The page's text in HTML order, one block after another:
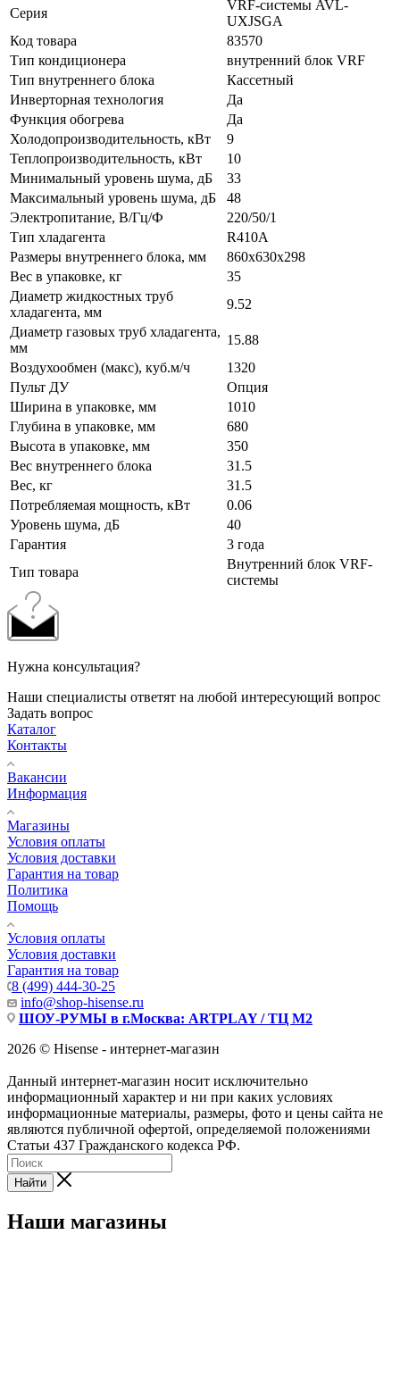
Серия
VRF-системы AVL-
UXJSGA
Код товара
83570
Тип кондиционера
внутренний блок VRF
Тип внутреннего блока
Кассетный
Инверторная технология
Да
Функция обогрева
Да
Холодопроизводительность, кВт
9
Теплопроизводительность, кВт
10
Минимальный уровень шума, дБ
33
Максимальный уровень шума, дБ
48
Электропитание, В/Гц/Ф
220/50/1
Тип хладагента
R410A
Размеры внутреннего блока, мм
860x630x298
Вес в упаковке, кг
35
Диаметр жидкостных труб
хладагента, мм
9.52
Диаметр газовых труб хладагента,
мм
15.88
Воздухообмен (макс), куб.м/ч
1320
Пульт ДУ
Опция
Ширина в упаковке, мм
1010
Глубина в упаковке, мм
680
Высота в упаковке, мм
350
Вес внутреннего блока
31.5
Вес, кг
31.5
Потребляемая мощность, кВт
0.06
Уровень шума, дБ
40
Гарантия
3 года
Тип товара
Внутренний блок VRF-
системы
Нужна консультация?
Наши специалисты ответят на любой интересующий вопрос
Задать вопрос
Каталог
Контакты
Вакансии
Информация
Магазины
Условия оплаты
Условия доставки
Гарантия на товар
Политика
Помощь
Условия оплаты
Условия доставки
Гарантия на товар
8 (499) 444-30-25
info@shop-hisense.ru
ШОУ-РУМЫ в г.Москва: ARTPLAY / ТЦ М2
2026 © Hisense - интернет-магазин
Данный интернет-магазин носит исключительно
информационный характер и ни при каких условиях
информационные материалы, размеры, фото и цены сайта не
являются публичной офертой, определяемой положениями
Статьи 437 Гражданского кодекса РФ.
Найти
Наши магазины